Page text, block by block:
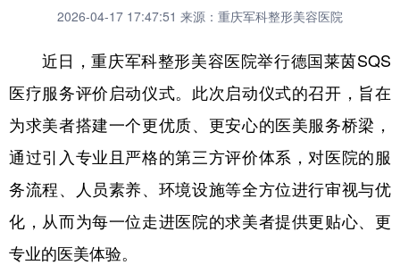
2026-04-17 17:47:51 来源：重庆军科整形美容医院
近日，重庆军科整形美容医院举行德国莱茵SQS
医疗服务评价启动仪式。此次启动仪式的召开，旨在
为求美者搭建一个更优质、更安心的医美服务桥梁，
通过引入专业且严格的第三方评价体系，对医院的服
务流程、人员素养、环境设施等全方位进行审视与优
化，从而为每一位走进医院的求美者提供更贴心、更
专业的医美体验。